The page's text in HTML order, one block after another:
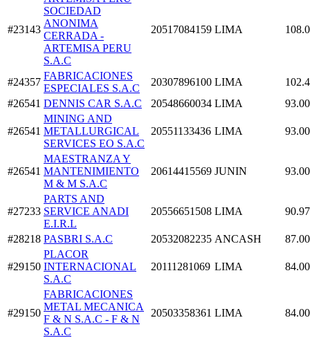
#23143
SOCIEDAD
ANONIMA
CERRADA -
ARTEMISA PERU
S.A.C
20517084159 LIMA
#24357
FABRICACIONES
ESPECIALES S.A.C
20307896100 LIMA
#26541 DENNIS CAR S.A.C 20548660034 LIMA 93.00
#26541
MINING AND
METALLURGICAL
SERVICES EO S.A.C
20551133436 LIMA 93.00
#26541
MAESTRANZA Y
MANTENIMIENTO
M & M S.A.C
20614415569 JUNIN 93.00
#27233
PARTS AND
SERVICE ANADI
E.I.R.L
20556651508 LIMA 90.97
#28218 PASBRI S.A.C 20532082235 ANCASH 87.00
#29150
PLACOR
INTERNACIONAL
S.A.C
20111281069 LIMA 84.00
#29150
FABRICACIONES
METAL MECANICA
F & N S.A.C - F & N
S.A.C
20503358361 LIMA 84.00